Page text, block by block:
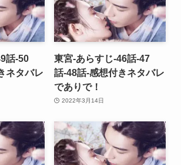
話-50
ネタバレ
東宮-あらすじ-46話-47
話-48話-感想付きネタバレ
でありで！
2022年3月14日